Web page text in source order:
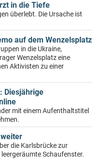
in die Tiefe
überlebt. Die Ursache ist
auf dem Wenzelsplatz
in die Ukraine,
Wenzelsplatz eine
Aktivisten zu einer
Diesjährige
mit einem Aufenthaltstitel
die Karlsbrücke zur
Schaufenster.